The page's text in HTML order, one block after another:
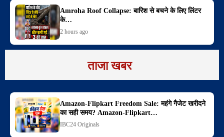
Amroha Roof Collapse: बारिश से बचने के लिए लिंटर
के…
2 hours ago
ताजा खबर
Amazon-Flipkart Freedom Sale: महंगे गैजेट खरीदने
का सही समय? Amazon-Flipkart…
IBC24 Originals